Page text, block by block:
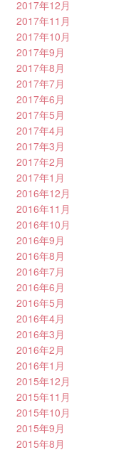
2017年12月
2017年11月
2017年10月
2017年9月
2017年8月
2017年7月
2017年6月
2017年5月
2017年4月
2017年3月
2017年2月
2017年1月
2016年12月
2016年11月
2016年10月
2016年9月
2016年8月
2016年7月
2016年6月
2016年5月
2016年4月
2016年3月
2016年2月
2016年1月
2015年12月
2015年11月
2015年10月
2015年9月
2015年8月